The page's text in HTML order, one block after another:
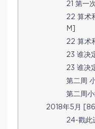
21 第一
22 算术
M]
22 算术
23 谁决
23 谁决
第二周
第二周
2018年5月
24-戳此